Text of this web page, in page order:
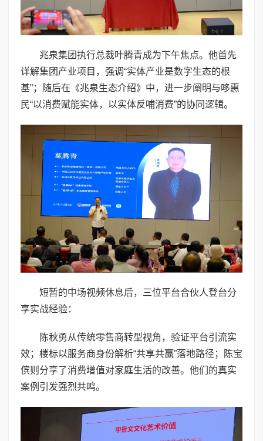
兆泉集团执行总裁叶腾青成为下午焦点。他首先
详解集团产业项目，强调“实体产业是数字生态的根
基”；随后在《兆泉生态介绍》中，进一步阐明与哆惠
民“以消费赋能实体，以实体反哺消费”的协同逻辑。
短暂的中场视频休息后，三位平台合伙人登台分
享实战经验：
陈秋勇从传统零售商转型视角，验证平台引流实
效；楼标以服务商身份解析“共享共赢”落地路径；陈宝
傧则分享了消费增值对家庭生活的改善。他们的真实
案例引发强烈共鸣。